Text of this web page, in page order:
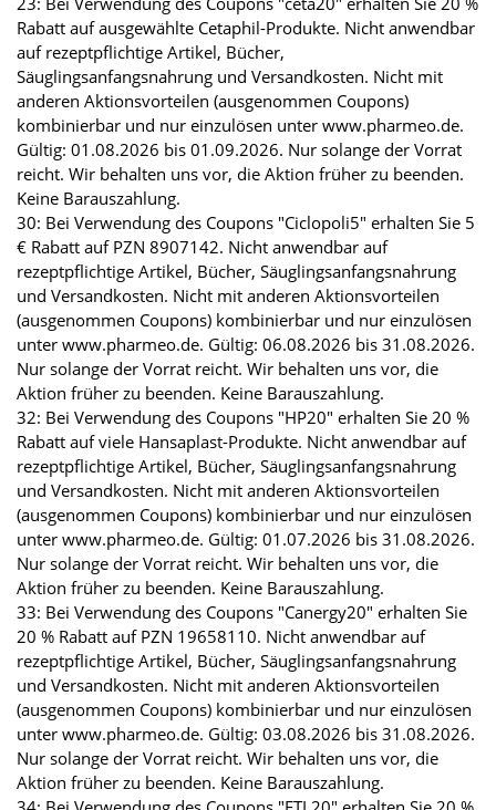
Rabatt auf ausgewählte Cetaphil-Produkte. Nicht anwendbar
auf rezeptpflichtige Artikel, Bücher,
Säuglingsanfangsnahrung und Versandkosten. Nicht mit
anderen Aktionsvorteilen (ausgenommen Coupons)
kombinierbar und nur einzulösen unter www.pharmeo.de.
Gültig: 01.08.2026 bis 01.09.2026. Nur solange der Vorrat
reicht. Wir behalten uns vor, die Aktion früher zu beenden.
Keine Barauszahlung.
30: Bei Verwendung des Coupons "Ciclopoli5" erhalten Sie 5
€ Rabatt auf PZN 8907142. Nicht anwendbar auf
rezeptpflichtige Artikel, Bücher, Säuglingsanfangsnahrung
und Versandkosten. Nicht mit anderen Aktionsvorteilen
(ausgenommen Coupons) kombinierbar und nur einzulösen
unter www.pharmeo.de. Gültig: 06.08.2026 bis 31.08.2026.
Nur solange der Vorrat reicht. Wir behalten uns vor, die
Aktion früher zu beenden. Keine Barauszahlung.
32: Bei Verwendung des Coupons "HP20" erhalten Sie 20 %
Rabatt auf viele Hansaplast-Produkte. Nicht anwendbar auf
rezeptpflichtige Artikel, Bücher, Säuglingsanfangsnahrung
und Versandkosten. Nicht mit anderen Aktionsvorteilen
(ausgenommen Coupons) kombinierbar und nur einzulösen
unter www.pharmeo.de. Gültig: 01.07.2026 bis 31.08.2026.
Nur solange der Vorrat reicht. Wir behalten uns vor, die
Aktion früher zu beenden. Keine Barauszahlung.
33: Bei Verwendung des Coupons "Canergy20" erhalten Sie
20 % Rabatt auf PZN 19658110. Nicht anwendbar auf
rezeptpflichtige Artikel, Bücher, Säuglingsanfangsnahrung
und Versandkosten. Nicht mit anderen Aktionsvorteilen
(ausgenommen Coupons) kombinierbar und nur einzulösen
unter www.pharmeo.de. Gültig: 03.08.2026 bis 31.08.2026.
Nur solange der Vorrat reicht. Wir behalten uns vor, die
Aktion früher zu beenden. Keine Barauszahlung.